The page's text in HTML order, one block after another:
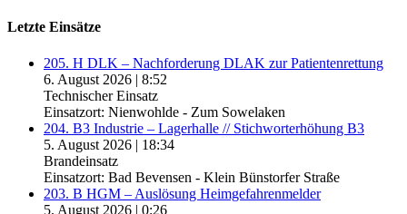
Letzte Einsätze
205. H DLK – Nachforderung DLAK zur Patientenrettung
6. August 2026 | 8:52
Technischer Einsatz
Einsatzort: Nienwohlde - Zum Sowelaken
204. B3 Industrie – Lagerhalle // Stichworterhöhung B3
5. August 2026 | 18:34
Brandeinsatz
Einsatzort: Bad Bevensen - Klein Bünstorfer Straße
203. B HGM – Auslösung Heimgefahrenmelder
5. August 2026 | 0:26